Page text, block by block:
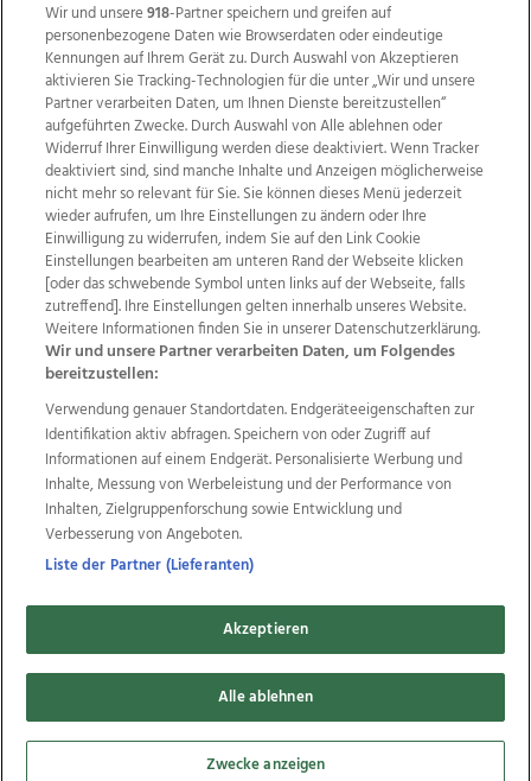
Wir über uns Mediadaten Kontakt
Jobs
Datenschutz
Impressum
AGB Anzeigekunden
AGB Website
Ehrenkodex Politische Werbung
Weitere Angebote des Medienhauses Wimmer
TV1 di-mog-i.at OÖNow
Ischler Woche
Life Radio
OÖNachrichten
OÖN Immobilien
OÖN Karriere
OÖN Reise
Promenaden Galerien
Regionaljobs
wasistlos.at
Copyrights © 2026 Tips Zeitungs GmbH & Co KG
developed by11x11.net
Cookie Einstellungen bearbeiten
Wir und unsere918-Partner speichern und greifen auf
personenbezogene Daten wie Browserdaten oder eindeutige
Kennungen auf Ihrem Gerät zu. Durch Auswahl von Akzeptieren
aktivieren Sie Tracking-Technologien für die unter „Wir und unsere
Partner verarbeiten Daten, um Ihnen Dienste bereitzustellen“
aufgeführten Zwecke. Durch Auswahl von Alle ablehnen oder
Widerruf Ihrer Einwilligung werden diese deaktiviert. Wenn Tracker
deaktiviert sind, sind manche Inhalte und Anzeigen möglicherweise
nicht mehr so relevant für Sie. Sie können dieses Menü jederzeit
wieder aufrufen, um Ihre Einstellungen zu ändern oder Ihre
Einwilligung zu widerrufen, indem Sie auf den Link Cookie
Einstellungen bearbeiten am unteren Rand der Webseite klicken
[oder das schwebende Symbol unten links auf der Webseite, falls
zutreffend]. Ihre Einstellungen gelten innerhalb unseres Website.
Weitere Informationen finden Sie in unserer Datenschutzerklärung.
Wir und unsere Partner verarbeiten Daten, um Folgendes
bereitzustellen:
Verwendung genauer Standortdaten. Endgeräteeigenschaften zur
Identifikation aktiv abfragen. Speichern von oder Zugriff auf
Informationen auf einem Endgerät. Personalisierte Werbung und
Inhalte, Messung von Werbeleistung und der Performance von
Inhalten, Zielgruppenforschung sowie Entwicklung und
Verbesserung von Angeboten.
Liste der Partner (Lieferanten)
Akzeptieren
Alle ablehnen
Zwecke anzeigen